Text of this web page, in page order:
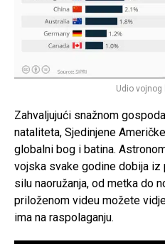
Udio vojnog
Zahvaljujući snažnom
nataliteta, Sjedinjene
globalni bog i batina.
vojska svake godine dobija iz
silu naoružanja, od metka do
priloženom videu možete
ima na raspolaganju.